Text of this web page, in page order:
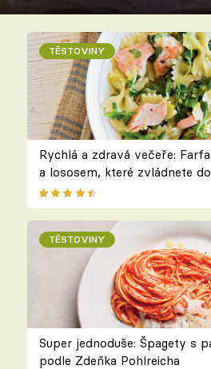
TĚSTOVINY
Rychlá a zdravá večeře:
a lososem, které zvládnete
TĚSTOVINY
Super jednoduše: Špagety s
podle Zdeňka Pohlreicha